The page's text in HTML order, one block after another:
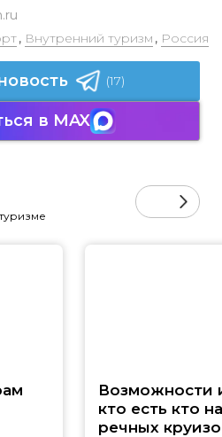
, Внутренний туризм , Россия
(17)
в MAX
Возможности
кто есть кто
речных